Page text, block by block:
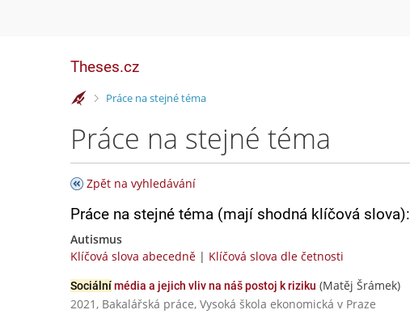
Theses.cz
>Práce na stejné téma
Práce na stejné téma
Zpět na vyhledávání
Práce na stejné téma (mají shodná klíčová slova):
Autismus
Klíčová slova abecedně | Klíčová slova dle četnosti
Sociálnímédia a jejich vliv na náš postoj k riziku (Matěj Šrámek)
2021, Bakalářská práce, Vysoká škola ekonomická v Praze